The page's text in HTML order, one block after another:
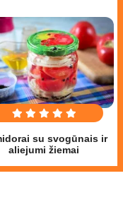
su svogūnais ir
aliejumi žiemai